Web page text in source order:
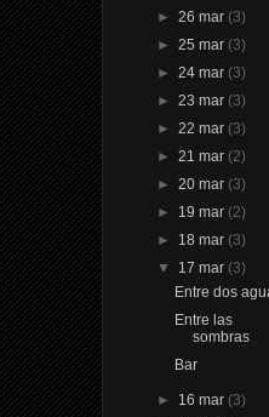
► 26 mar (3)
► 25 mar (3)
► 24 mar (3)
► 23 mar (3)
► 22 mar (3)
► 21 mar (2)
► 20 mar (3)
► 19 mar (2)
► 18 mar (3)
▼ 17 mar (3)
Entre dos
Entre las
sombras
Bar
► 16 mar (3)